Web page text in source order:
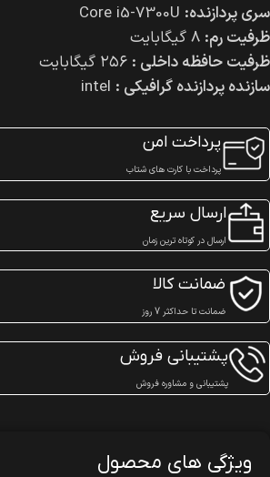
سری پردازنده:
ظرفیت رم:
ظرفیت حافظه داخلی :
سازنده پردازنده گرافیکی :
پرداخت امن
پرداخت با کارت های شتاب
ارسال سریع
ارسال در کوتاه ترین زمان
ضمانت کالا
ضمانت تا حداکثر 7 روز
پشتیبانی فروش
پشتیبانی و مشاوره فروش
ویژگی های محصول